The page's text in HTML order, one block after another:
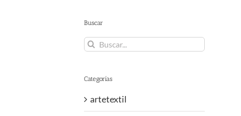
Buscar
Buscar:
Categorías
artetextil